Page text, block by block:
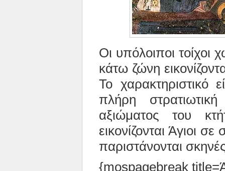
Οι υπόλοιποι τοίχοι
κάτω ζώνη
Το χαρακτηριστικό
πλήρη
αξιώματος του
εικονίζονται Άγιοι
παριστάνονται
{mospagebreak